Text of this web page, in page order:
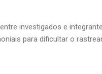
investigados e
para dificultar o